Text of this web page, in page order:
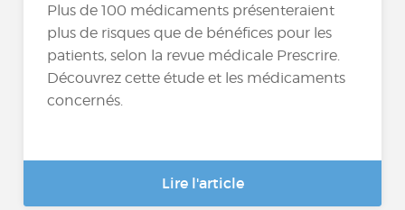
Plus de 100 médicaments présenteraient
plus de risques que de bénéfices pour les
patients, selon la revue médicale Prescrire.
Découvrez cette étude et les médicaments
concernés.
Lire l'article